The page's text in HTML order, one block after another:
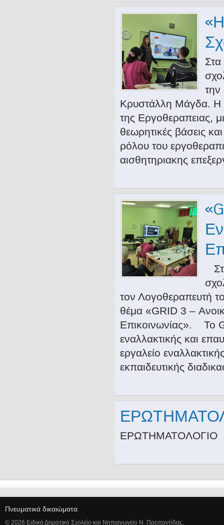
την
Κρυστάλλη Μάγδα. Η
της Εργοθεραπειας,
θεωρητικές βάσεις
ρόλου του
αισθητηριακης
τον Λογοθεραπευτή
θέμα «GRID 3 –
Επικοινωνίας». Το
εναλλακτικής και
εργαλείο
εκπαιδευτικής
ΕΡΩΤΗΜΑΤΟΛΟΓΙΟ
Πνευματικά δικαιώματα
© 2026 Ειδικό Δημοτικό Σχολείο και Νηπιαγωγείο Ν. Προποντίδας.